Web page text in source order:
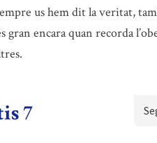
us hem dit la veritat,
gran encara quan recorda
7